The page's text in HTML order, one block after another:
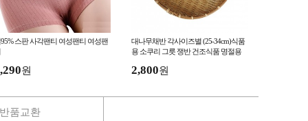
스판 사각팬티 여성팬티 여성팬
원
대나무채반 각사이즈별 (25-34cm)식품
용 소쿠리 그릇 쟁반 건조식품 명절용
2,800원
반품교환